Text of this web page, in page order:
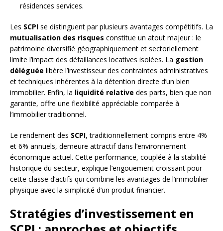
résidences services.
Les SCPI se distinguent par plusieurs avantages compétitifs. La
mutualisation des risques constitue un atout majeur : le
patrimoine diversifié géographiquement et sectoriellement
limite l’impact des défaillances locatives isolées. La gestion
déléguée libère l’investisseur des contraintes administratives
et techniques inhérentes à la détention directe d’un bien
immobilier. Enfin, la liquidité relative des parts, bien que non
garantie, offre une flexibilité appréciable comparée à
l’immobilier traditionnel.
Le rendement des SCPI, traditionnellement compris entre 4%
et 6% annuels, demeure attractif dans l’environnement
économique actuel. Cette performance, couplée à la stabilité
historique du secteur, explique l’engouement croissant pour
cette classe d’actifs qui combine les avantages de l’immobilier
physique avec la simplicité d’un produit financier.
Stratégies d’investissement en